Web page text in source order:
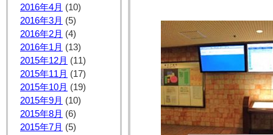
2016年4月 (10)
2016年3月 (5)
2016年2月 (4)
2016年1月 (13)
2015年12月 (11)
2015年11月 (17)
2015年10月 (19)
2015年9月 (10)
2015年8月 (6)
2015年7月 (5)